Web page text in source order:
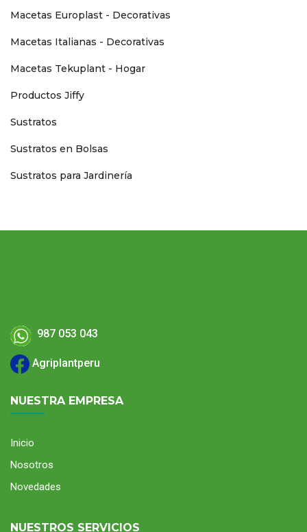
Macetas Europlast - Decorativas
Macetas Italianas - Decorativas
Macetas Tekuplant - Hogar
Productos Jiffy
Sustratos
Sustratos en Bolsas
Sustratos para Jardinería
987 053 043
Agriplantperu
NUESTRA EMPRESA
Inicio
Nosotros
Novedades
NUESTROS SERVICIOS